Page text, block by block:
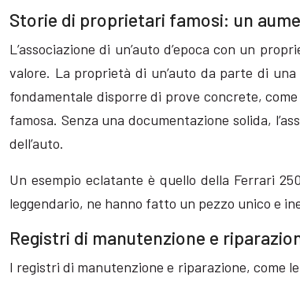
Storie di proprietari famosi: un
L’associazione di un’auto d’epoca con un
valore. La proprietà di un’auto da parte di
fondamentale disporre di prove concrete,
famosa. Senza una documentazione solida,
dell’auto.
Un esempio eclatante è quello della Ferrari
leggendario, ne hanno fatto un pezzo unico e
Registri di manutenzione e
I registri di manutenzione e riparazione, come